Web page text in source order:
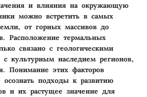
и влияния на окружающую
можно встретить в самых
от горных массивов до
Расположение термальных
связано с геологическими
культурным наследием регионов,
Понимание этих факторов
осознать подходы к развитию
и их растущее значение для